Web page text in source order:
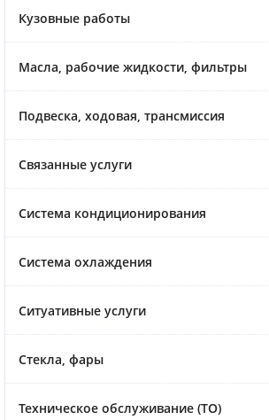
Кузовные работы
Масла, рабочие жидкости, фильтры
Подвеска, ходовая, трансмиссия
Связанные услуги
Система кондиционирования
Система охлаждения
Ситуативные услуги
Стекла, фары
Техническое обслуживание (ТО)